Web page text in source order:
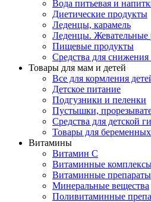
Вода питьевая и
Диетические продукты
Леденцы, карамель
Леденцы. Жевательные
Пищевые продукты
Средства для снижения
Товары для мам и детей
Все для кормления
Детское питание
Подгузники и пеленки
Пустышки,
Средства для детской
Товары для
Витамины
Витамин С
Витаминные
Витаминные препараты
Минеральные вещества
Поливитаминные